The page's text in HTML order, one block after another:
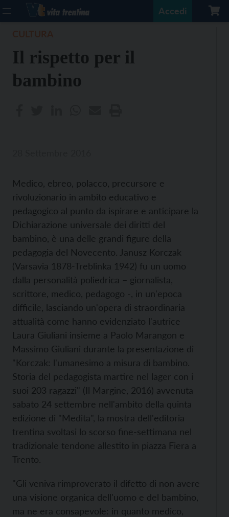
Accedi
Il rispetto per il
bambino
Medico, ebreo, polacco, precursore e
rivoluzionario in ambito educativo e
pedagogico al punto da ispirare e anticipare la
Dichiarazione universale dei diritti del
bambino, è una delle grandi figure della
pedagogia del Novecento. Janusz Korczak
(Varsavia 1878-Treblinka 1942) fu un uomo
dalla personalità poliedrica – giornalista,
scrittore, medico, pedagogo -, in un'epoca
difficile, lasciando un'opera di straordinaria
attualità come hanno evidenziato l'autrice
Laura Giuliani insieme a Paolo Marangon e
Massimo Giuliani durante la presentazione di
"Korczak: l'umanesimo a misura di bambino.
Storia del pedagogista martire nel lager con i
suoi 203 ragazzi" (Il Margine, 2016) avvenuta
sabato 24 settembre nell'ambito della quinta
edizione di "Medita", la mostra dell'editoria
trentina svoltasi lo scorso fine-settimana nel
tradizionale tendone allestito in piazza Fiera a
Trento.
"Gli veniva rimproverato il difetto di non avere
una visione organica dell'uomo e del bambino,
ma ne era consapevole: in quanto medico,